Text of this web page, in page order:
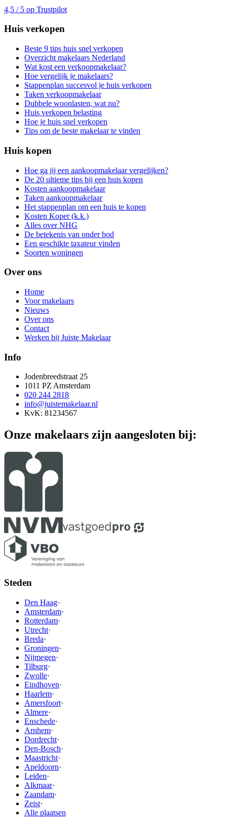
4,5 / 5 op Trustpilot
Huis verkopen
Beste 9 tips huis snel verkopen
Overzicht makelaars Nederland
Wat kost een verkoopmakelaar?
Hoe vergelijk je makelaars?
Stappenplan succesvol je huis verkopen
Taken verkoopmakelaar
Dubbele woonlasten, wat nu?
Huis verkopen belasting
Hoe je huis snel verkopen
Tips om de beste makelaar te vinden
Huis kopen
Hoe ga jij een aankoopmakelaar vergelijken?
De 20 ultieme tips bij een huis kopen
Kosten aankoopmakelaar
Taken aankoopmakelaar
Het stappenplan om een huis te kopen
Kosten Koper (k.k.)
Alles over NHG
De betekenis van onder bod
Een geschikte taxateur vinden
Soorten woningen
Over ons
Home
Voor makelaars
Nieuws
Over ons
Contact
Werken bij Juiste Makelaar
Info
Jodenbreedstraat 25
1011 PZ Amsterdam
020 244 2818
info@juistemakelaar.nl
KvK: 81234567
Onze makelaars zijn aangesloten bij:
Steden
Den Haag·
Amsterdam·
Rotterdam·
Utrecht·
Breda·
Groningen·
Nijmegen·
Tilburg·
Zwolle·
Eindhoven·
Haarlem·
Amersfoort·
Almere·
Enschede·
Arnhem·
Dordrecht·
Den-Bosch·
Maastricht·
Apeldoorn·
Leiden·
Alkmaar·
Zaandam·
Zeist·
Alle plaatsen